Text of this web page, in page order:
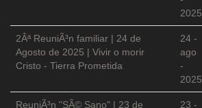
2025
2Âª ReuniÃ³n familiar | 24 de
Agosto de 2025 | Vivir o morir
Cristo - Tierra Prometida
24 -
ago
-
2025
ReuniÃ³n "SÃ© Sano" | 23 de
23 -